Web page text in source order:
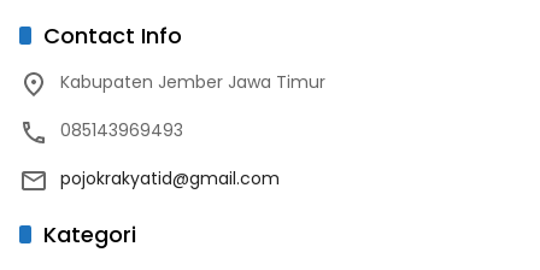
Contact Info
Kabupaten Jember Jawa Timur
085143969493
pojokrakyatid@gmail.com
Kategori